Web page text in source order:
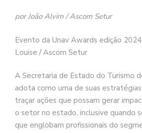
por João Alvim / Ascom Setur
Evento da Unav Awards edição
Louise / Ascom Setur
A Secretaria de Estado do Turismo
adota como uma de suas
traçar ações que possam gerar
o setor no estado, inclusive quando
que englobam profissionais do